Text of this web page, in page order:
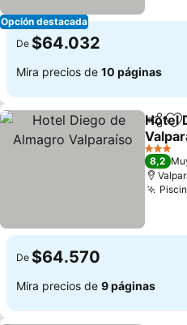
Opción destacada
De $64.032
Mira precios de 10 páginas
Hotel
Ver
3 Estrellas
8,2
De $64.570
Mira precios de 9 páginas